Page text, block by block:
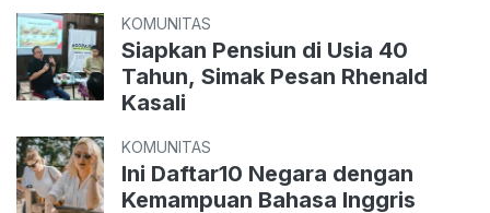
KOMUNITAS
Siapkan Pensiun di Usia 40
Tahun, Simak Pesan Rhenald
Kasali
KOMUNITAS
Ini Daftar10 Negara dengan
Kemampuan Bahasa Inggris